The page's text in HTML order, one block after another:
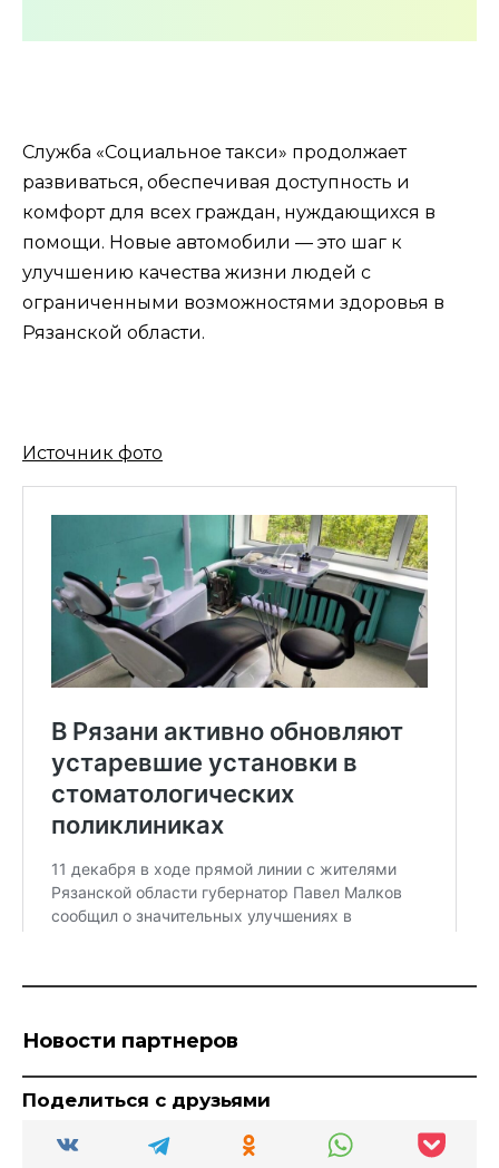
Служба «Социальное такси» продолжает
развиваться, обеспечивая доступность и
комфорт для всех граждан, нуждающихся в
помощи. Новые автомобили — это шаг к
улучшению качества жизни людей с
ограниченными возможностями здоровья в
Рязанской области.
Источник фото
Новости партнеров
Поделиться с друзьями